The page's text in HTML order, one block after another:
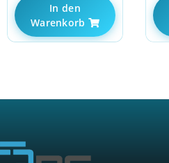
In den
Warenkorb